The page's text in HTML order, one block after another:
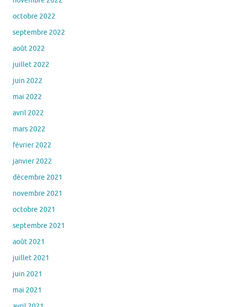
octobre 2022
septembre 2022
août 2022
juillet 2022
juin 2022
mai 2022
avril 2022
mars 2022
février 2022
janvier 2022
décembre 2021
novembre 2021
octobre 2021
septembre 2021
août 2021
juillet 2021
juin 2021
mai 2021